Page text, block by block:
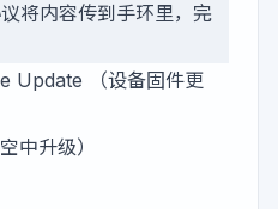
将内容传到手环里，完
Update （设备固件更
中升级）